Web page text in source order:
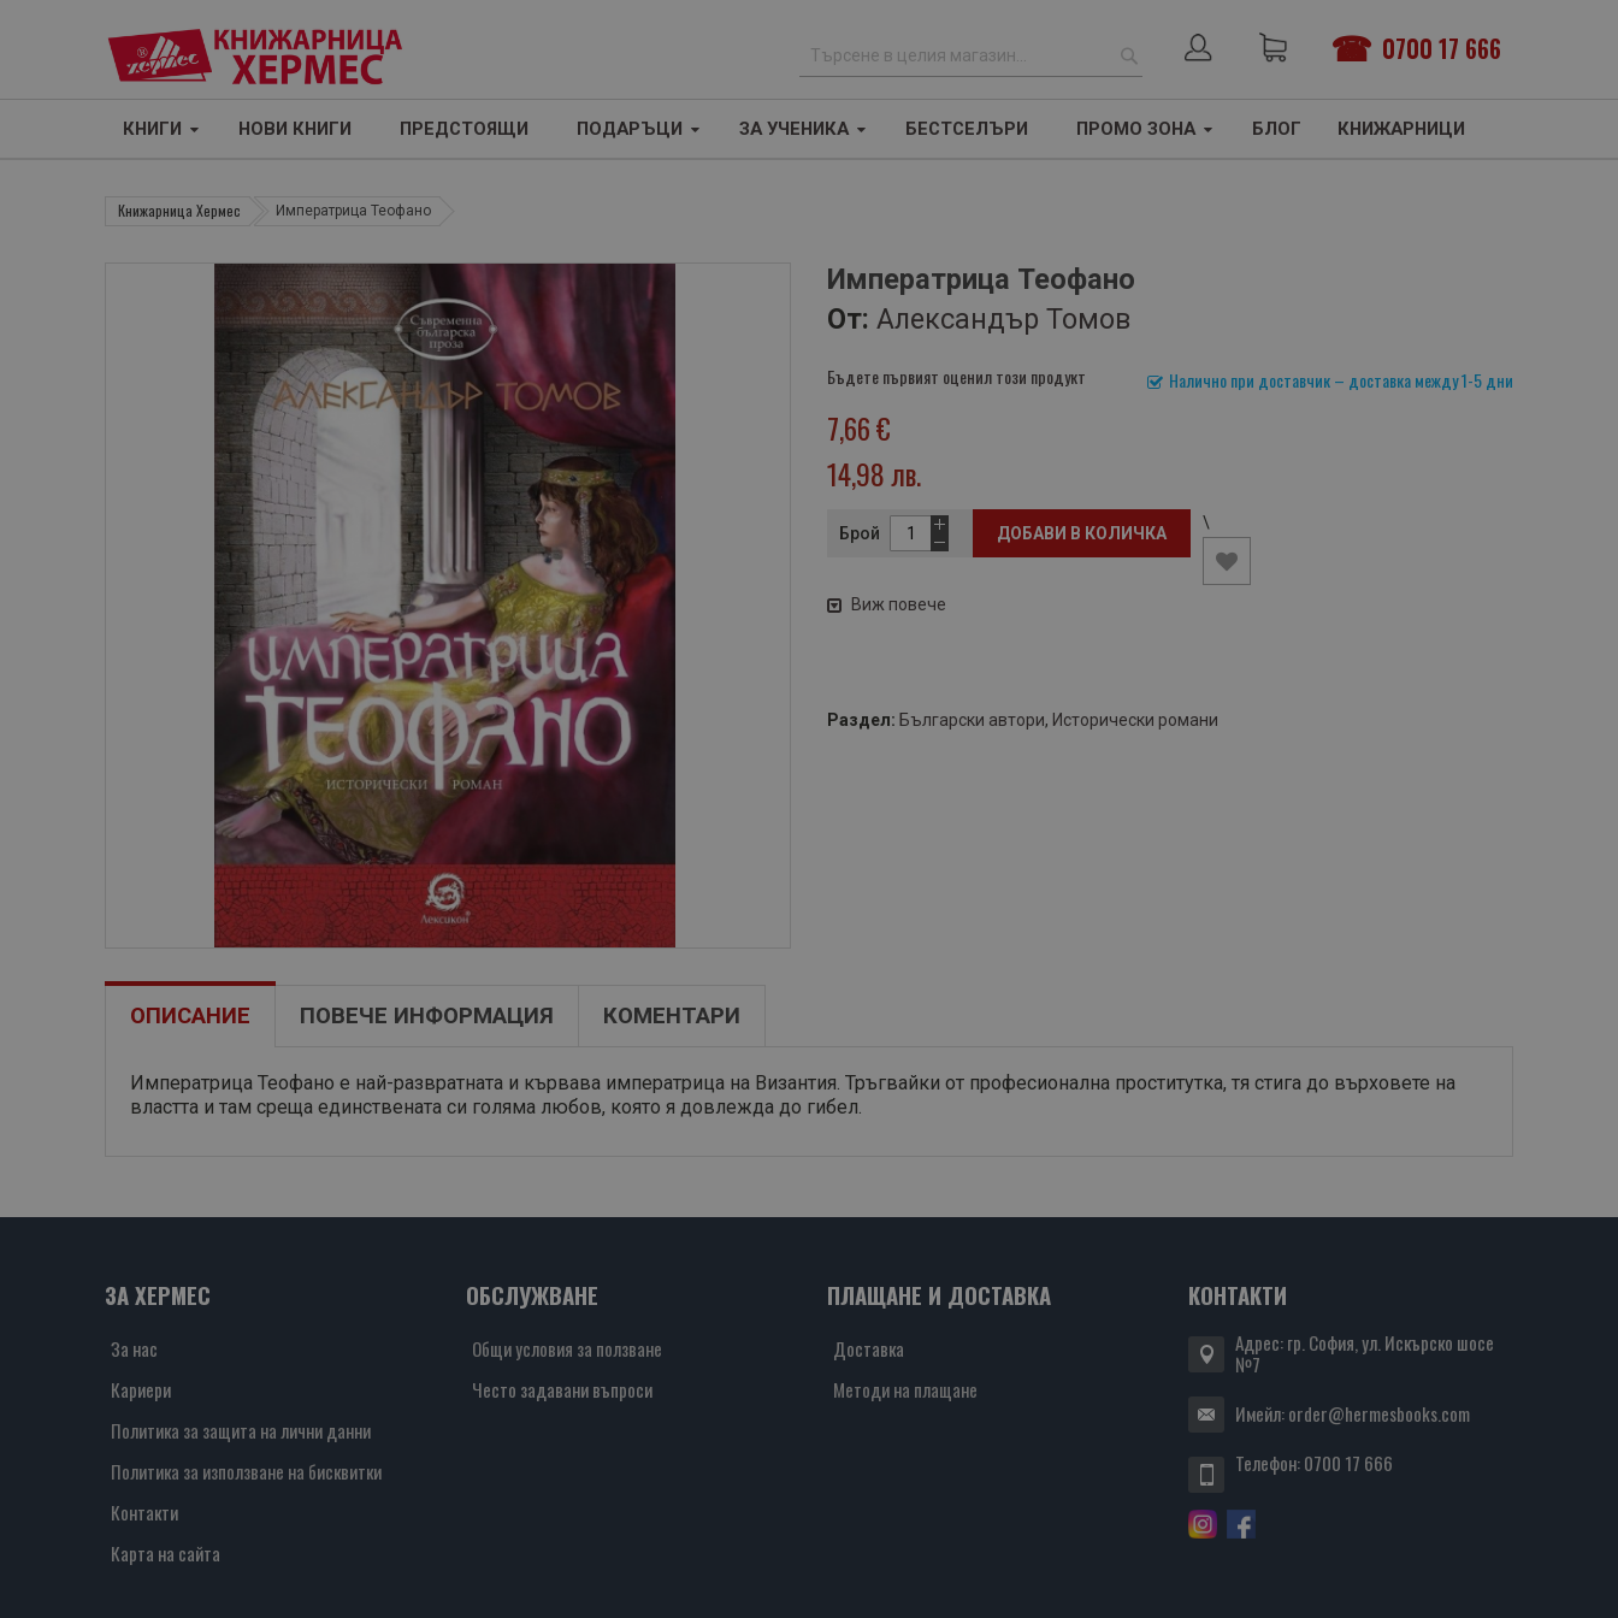
0700 17 666
р
ТЪРСЕНЕ
КНИГИ НОВИ КНИГИ ПРЕДСТОЯЩИ ПОДАРЪЦИ ЗА УЧЕНИКА БЕСТСЕЛЪРИ ПРОМО ЗОНА БЛОГ КНИЖАРНИЦИ
Книжарница Хермес Императрица Теофано
Императрица Теофано
От: Александър Томов
Налично при доставчик – доставка между 1-5 дни
Бъдете първият оценил този продукт
7,66 €
14,98 лв.
Брой ДОБАВИ В КОЛИЧКА
\
Виж повече
Раздел: Български автори, Исторически романи
ОПИСАНИЕ ПОВЕЧЕ ИНФОРМАЦИЯ КОМЕНТАРИ
Императрица Теофано е най-развратната и кървава императрица на Византия. Тръгвайки от професионална проститутка, тя стига до върховете на
властта и там среща единствената си голяма любов, която я довлежда до гибел.
ЗА ХЕРМЕС
За нас
Кариери
Политика за защита на лични данни
Политика за използване на бисквитки
Контакти
Карта на сайта
ОБСЛУЖВАНЕ
Общи условия за ползване
Често задавани въпроси
ПЛАЩАНЕ И ДОСТАВКА
Доставка
Методи на плащане
КОНТАКТИ
Адрес: гр. София, ул. Искърско шосе
№7
Имейл:order@hermesbooks.com
Телефон:0700 17 666